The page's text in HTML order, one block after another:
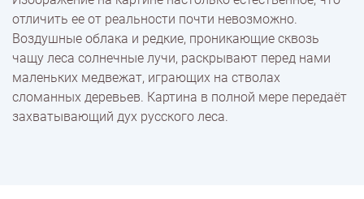
отличить ее от реальности почти невозможно.
Воздушные облака и редкие, проникающие сквозь
чащу леса солнечные лучи, раскрывают перед нами
маленьких медвежат, играющих на стволах
сломанных деревьев. Картина в полной мере передаёт
захватывающий дух русского леса.